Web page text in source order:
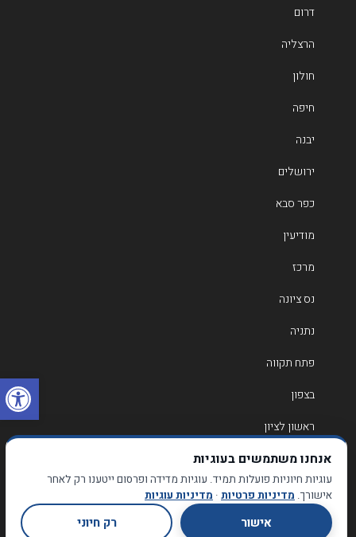
דרום
הרצליה
חולון
חיפה
יבנה
ירושלים
כפר סבא
מודיעין
מרכז
נס ציונה
נתניה
פתח תקווה
בצפון
ראשון לציון
רחובות
רמת גן
רמת השרון
אנחנו משתמשים בעוגיות
עוגיות חיוניות פועלות תמיד. עוגיות מדידה ופרסום ייטענו רק לאחר
אישורך. מדיניות פרטיות · מדיניות עוגיות
אישור רק חיוני